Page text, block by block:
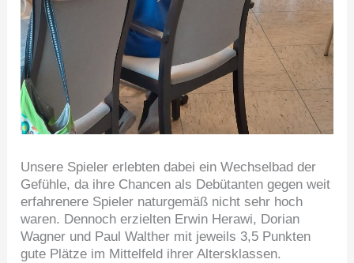
Unsere Spieler erlebten dabei ein Wechselbad der
Gefühle, da ihre Chancen als Debütanten gegen weit
erfahrenere Spieler naturgemäß nicht sehr hoch
waren. Dennoch erzielten Erwin Herawi, Dorian
Wagner und Paul Walther mit jeweils 3,5 Punkten
gute Plätze im Mittelfeld ihrer Altersklassen.